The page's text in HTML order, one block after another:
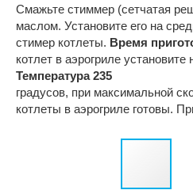
Смажьте стиммер (сетчатая
маслом. Установите его на
стимер котлеты. Время
котлет в аэрогриле установите
Температура 235
градусов, при максимальной
котлеты в аэрогриле готовы.